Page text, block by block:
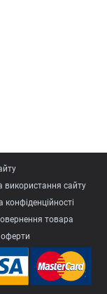
використання сайту
конфіденційності
товарa